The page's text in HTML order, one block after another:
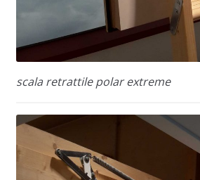
scala retrattile polar extreme